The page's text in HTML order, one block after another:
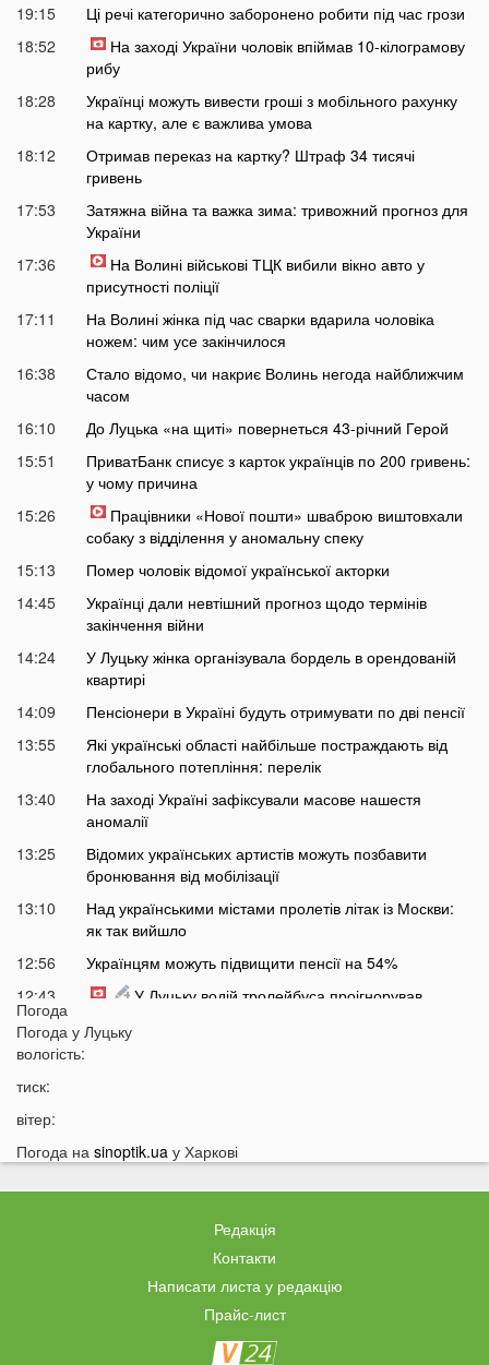
19:15
Ці речі категорично заборонено робити під час грози
18:52
На заході України чоловік впіймав 10-кілограмову
рибу
18:28
Українці можуть вивести гроші з мобільного рахунку
на картку, але є важлива умова
18:12
Отримав переказ на картку? Штраф 34 тисячі
гривень
17:53
Затяжна війна та важка зима: тривожний прогноз для
України
17:36
На Волині військові ТЦК вибили вікно авто у
присутності поліції
17:11
На Волині жінка під час сварки вдарила чоловіка
ножем: чим усе закінчилося
16:38
Стало відомо, чи накриє Волинь негода найближчим
часом
16:10
До Луцька «на щиті» повернеться 43-річний Герой
15:51
ПриватБанк списує з карток українців по 200 гривень:
у чому причина
15:26
Працівники «Нової пошти» шваброю виштовхали
собаку з відділення у аномальну спеку
15:13
Помер чоловік відомої української акторки
14:45
Українці дали невтішний прогноз щодо термінів
закінчення війни
14:24
У Луцьку жінка організувала бордель в орендованій
квартирі
14:09
Пенсіонери в Україні будуть отримувати по дві пенсії
13:55
Які українські області найбільше постраждають від
глобального потепління: перелік
13:40
На заході Україні зафіксували масове нашестя
аномалії
13:25
Відомих українських артистів можуть позбавити
бронювання від мобілізації
13:10
Над українськими містами пролетів літак із Москви:
як так вийшло
12:56
Українцям можуть підвищити пенсії на 54%
12:43
У Луцьку водій тролейбуса проігнорував
12:26
12:07
загрозою
11:27
Чоловік кинув гранату в кабінет комунальників через
На полігоні помер відомий дитячий лікар із заходу
Волинян попереджають про серйозну небезпеку на
трасі біля Луцька
На Волині негода наробила лиха: показали
Погода
Погода у Луцьку
вологість:
тиск:
вітер:
Погода на sinoptik.ua у Харкові
Редакція
Контакти
Написати листа у редакцію
Прайс-лист